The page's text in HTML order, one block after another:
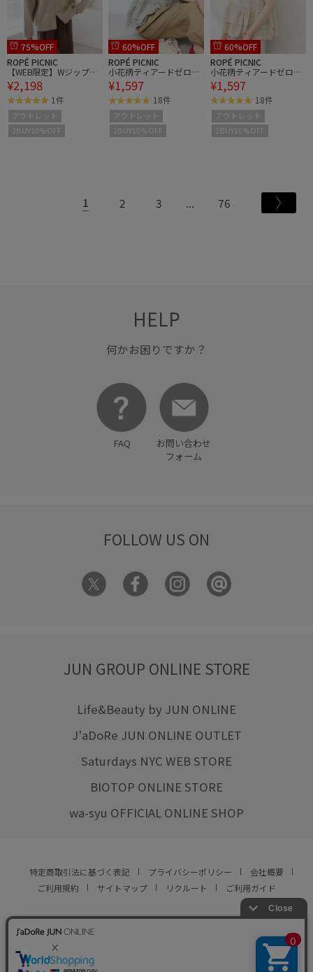
75%OFF
ROPÉ PICNIC
【WEB限定】Wジップシ
ャギーニットブルゾン
¥2,198
1件
アウトレット
2BUY10%OFF
60%OFF
ROPÉ PICNIC
小花柄ティアードゼロス
リーブブラウス
¥1,597
18件
アウトレット
2BUY10%OFF
60%OFF
ROPÉ PICNIC
小花柄ティアードゼロス
リーブブラウス
¥1,597
18件
アウトレット
2BUY10%OFF
1 2 3 76
HELP
何かお困りですか？
FAQ
お問い合わせ
フォーム
FOLLOW US ON
JUN GROUP ONLINE STORE
Life&Beauty by JUN ONLINE
J'aDoRe JUN ONLINE OUTLET
Saturdays NYC WEB STORE
BIOTOP ONLINE STORE
wa-syu OFFICIAL ONLINE SHOP
特定商取引法に基づく表記 プライバシーポリシー
会社概要
ご利用規約
サイトマップ リクルート ご利用ガイド
© JUN CO.,LTD. ALL RIGHTS RESERVED.